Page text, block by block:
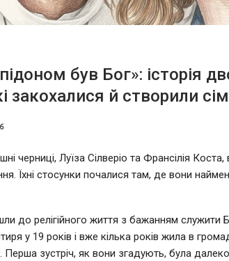
був Бог»: історія
закохалися й створили
черниці, Луїза Сілверіо та Франсілія
Їхні стосунки почалися там, де вони
до релігійного життя з бажанням служити
у 19 років і вже кілька років жила в
Перша зустріч, як вони згадують, була